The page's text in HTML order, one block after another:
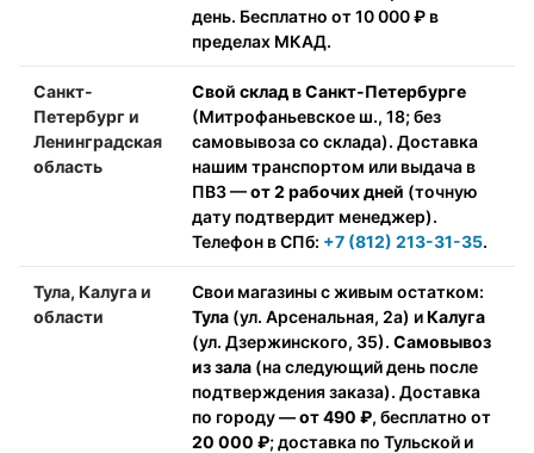
день. Бесплатно от 10 000 ₽ в
пределах МКАД.
Санкт-
Петербург и
Ленинградская
область
Свой склад в Санкт-Петербурге
(Митрофаньевское ш., 18; без
самовывоза со склада). Доставка
нашим транспортом или выдача в
ПВЗ —от 2 рабочих дней (точную
дату подтвердит менеджер).
Телефон в СПб: +7 (812) 213-31-35.
Тула, Калуга и
области
Свои магазины с живым остатком:
Тула (ул. Арсенальная, 2а) иКалуга
(ул. Дзержинского, 35). Самовывоз
из зала (на следующий день после
подтверждения заказа). Доставка
по городу —от 490 ₽, бесплатно от
20 000 ₽; доставка по Тульской и